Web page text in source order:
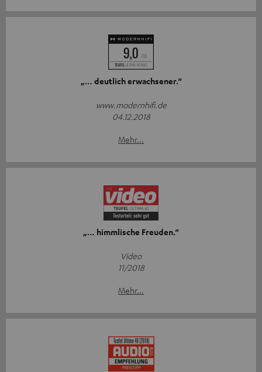
„… deutlich erwachsener.“
www.modernhifi.de
04.12.2018
Mehr...
„… himmlische Freuden.“
Video
11/2018
Mehr...